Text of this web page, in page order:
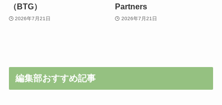
（BTG）
2026年7月21日
Partners
2026年7月21日
編集部おすすめ記事